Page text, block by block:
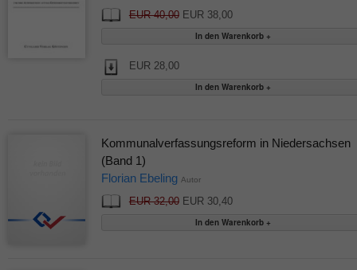
EUR 40,00EUR 38,00
EUR 28,00
Kommunalverfassungsreform in Niedersachsen
(Band 1)
Florian Ebeling Autor
EUR 32,00EUR 30,40